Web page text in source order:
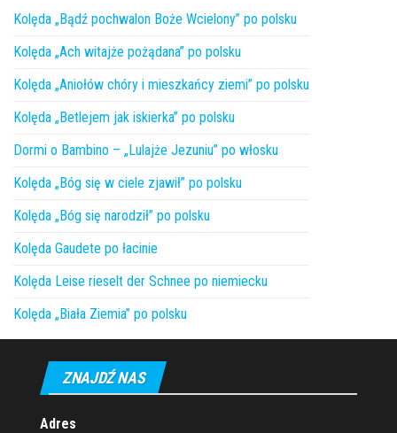
Kolęda „Bądź pochwalon Boże Wcielony” po polsku
Kolęda „Ach witajże pożądana” po polsku
Kolęda „Aniołów chóry i mieszkańcy ziemi” po polsku
Kolęda „Betlejem jak iskierka” po polsku
Dormi o Bambino – „Lulajże Jezuniu” po włosku
Kolęda „Bóg się w ciele zjawił” po polsku
Kolęda „Bóg się narodził” po polsku
Kolęda Gaudete po łacinie
Kolęda Leise rieselt der Schnee po niemiecku
Kolęda „Biała Ziemia” po polsku
ZNAJDŹ NAS
Adres